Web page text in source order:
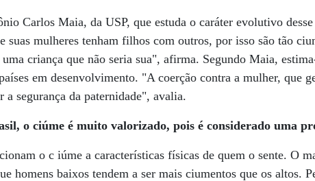
Carlos Maia, da USP, que estuda o caráter evolutivo
suas mulheres tenham filhos com outros, por isso são tão
uma criança que não seria sua", afirma. Segundo Maia,
em desenvolvimento. "A coerção contra a mulher, que
a segurança da paternidade", avalia.
o ciúme é muito valorizado, pois é considerado uma
o c iúme a características físicas de quem o sente. O
homens baixos tendem a ser mais ciumentos que os altos.